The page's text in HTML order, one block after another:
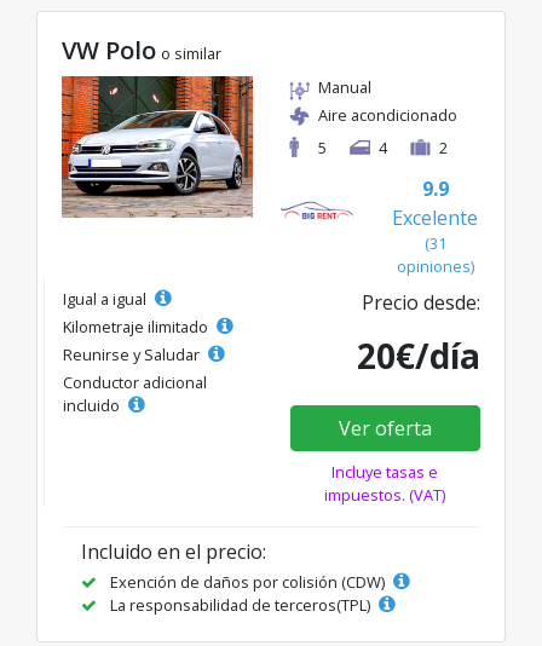
VW Polo o similar
Manual
Aire acondicionado
5
4 2
9.9
Excelente
(31
opiniones)
Igual a igual
Kilometraje ilimitado
Reunirse y Saludar
Conductor adicional
incluido
Precio desde:
20€/día
Ver oferta
Incluye tasas e
impuestos. (VAT)
Incluido en el precio:
Exención de daños por colisión (CDW)
La responsabilidad de terceros(TPL)